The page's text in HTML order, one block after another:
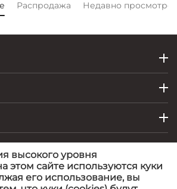
Распродажа Недавно
- фабрика детской одежды.
высокого уровня
этом сайте используются куки
его использование, вы